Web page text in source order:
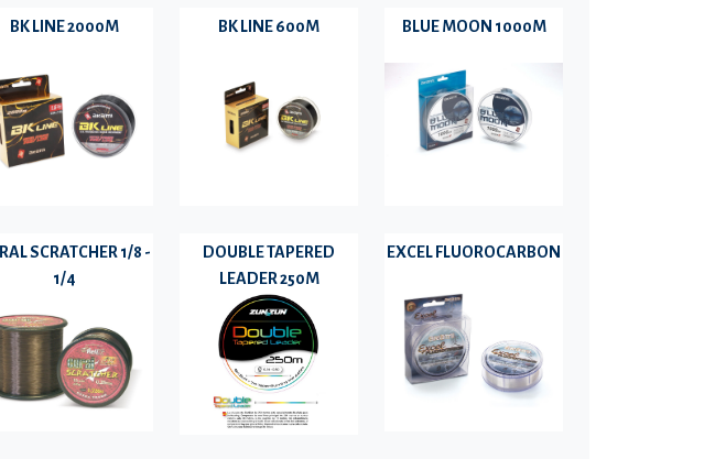
BK LINE 2000M BK LINE 600M BLUE MOON 1000M
SCRATCHER 1/8 -
1/4
DOUBLE TAPERED
LEADER 250M
EXCEL FLUOROCARBON